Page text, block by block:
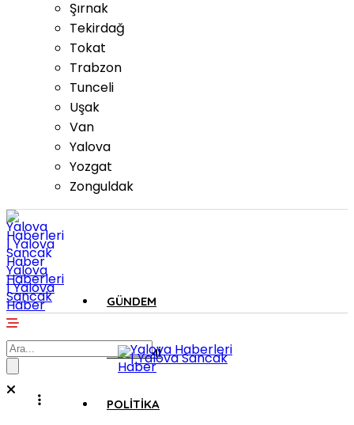
Şırnak
Tekirdağ
Tokat
Trabzon
Tunceli
Uşak
Van
Yalova
Yozgat
Zonguldak
Yalova
Haberleri
| Yalova
Sancak
Haber GÜNDEM
EKONOMI
POLITIKA